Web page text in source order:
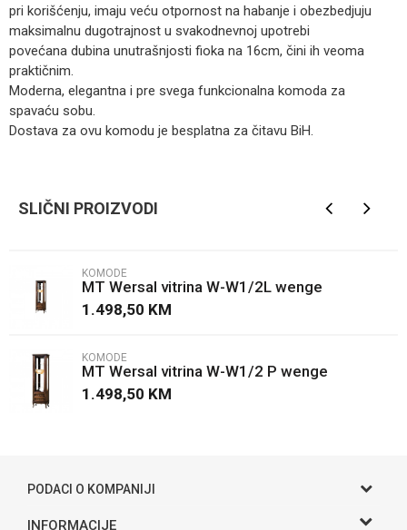
pri korišćenju, imaju veću otpornost na habanje i obezbedjuju
maksimalnu dugotrajnost u svakodnevnoj upotrebi
povećana dubina unutrašnjosti fioka na 16cm, čini ih veoma
praktičnim.
Moderna, elegantna i pre svega funkcionalna komoda za
spavaću sobu.
Dostava za ovu komodu je besplatna za čitavu BiH.
Poruka
SLIČNI PROIZVODI
KOMODE
MT Wersal vitrina W-W1/2L wenge
1.498,50 KM
KOMODE
MT Wersal vitrina W-W1/2 P wenge
1.498,50 KM
PODACI O KOMPANIJI
Gama S doo
INFORMACIJE